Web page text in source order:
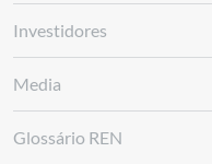
Investidores
Media
Glossário REN